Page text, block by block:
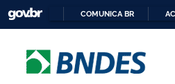
COMUNICA BR